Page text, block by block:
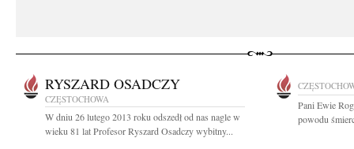
RYSZARD OSADCZY
CZĘSTOCHOWA
W dniu 26 lutego 2013 roku odszedł od nas nagle w
wieku 81 lat Profesor Ryszard Osadczy wybitny...
Pani Ewie
powodu